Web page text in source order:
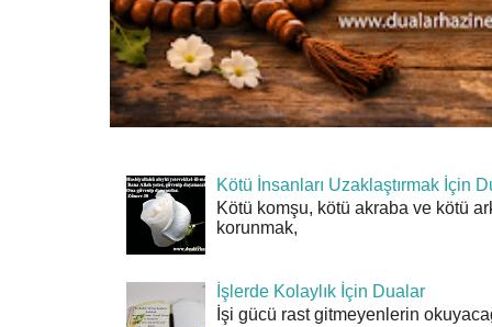
Kötü İnsanları Uzaklaştırmak İçin
Kötü komşu, kötü akraba ve kötü
korunmak,
İşlerde Kolaylık İçin Dualar
İşi gücü rast gitmeyenlerin